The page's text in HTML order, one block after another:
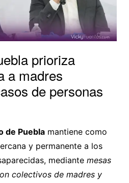
prioriza
a madres
de personas
de Pueblamantiene como
y permanente a los
mediante mesas
colectivos de madres y